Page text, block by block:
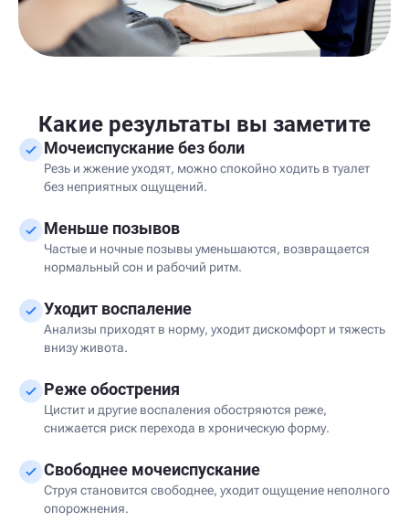
Какие результаты вы заметите
Мочеиспускание без боли
Резь и жжение уходят, можно спокойно ходить в туалет
без неприятных ощущений.
Меньше позывов
Частые и ночные позывы уменьшаются, возвращается
нормальный сон и рабочий ритм.
Уходит воспаление
Анализы приходят в норму, уходит дискомфорт и тяжесть
внизу живота.
Реже обострения
Цистит и другие воспаления обостряются реже,
снижается риск перехода в хроническую форму.
Свободнее мочеиспускание
Струя становится свободнее, уходит ощущение неполного
опорожнения.